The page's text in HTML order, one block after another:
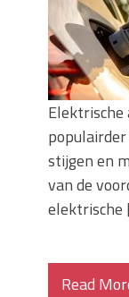
Elektrische
stijgen en
van de
Read